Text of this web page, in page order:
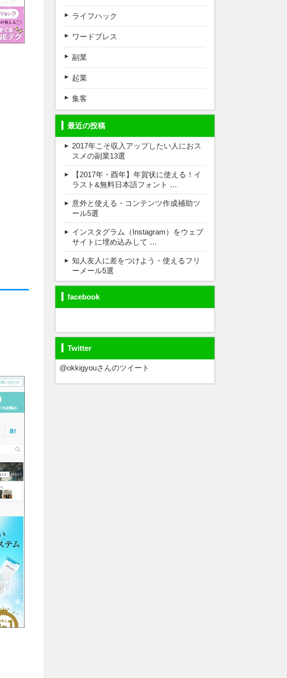
ライフハック
ワードプレス
副業
起業
集客
最近の投稿
2017年こそ収入アップしたい人におス
スメの副業13選
【2017年・酉年】年賀状に使える！イ
ラスト&無料日本語フォント …
意外と使える・コンテンツ作成補助ツ
ール5選
インスタグラム（Instagram）をウェブ
サイトに埋め込みして …
知人友人に差をつけよう・使えるフリ
ーメール5選
facebook
Twitter
@okkigyouさんのツイート